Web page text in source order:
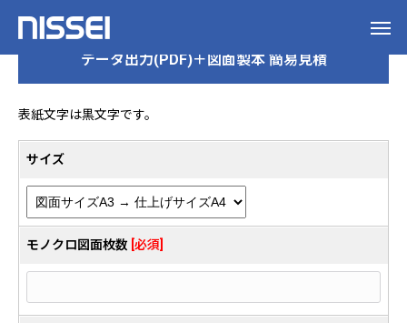
データ出力(PDF)＋図面製本 簡易見積
表紙文字は黒文字です。
サイズ
モノクロ図面枚数 [必須]